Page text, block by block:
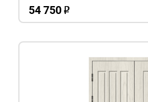
54 750 o